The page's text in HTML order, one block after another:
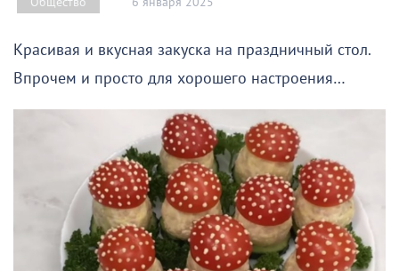
Красивая и вкусная закуска на праздничный стол.
Впрочем и просто для хорошего настроения…